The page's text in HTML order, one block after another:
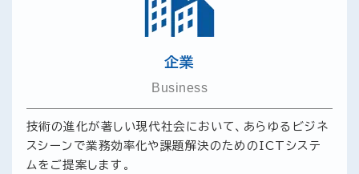
企業
Business
技術の進化が著しい現代社会において、あらゆるビジネ
スシーンで業務効率化や課題解決のためのICTシステ
ムをご提案します。